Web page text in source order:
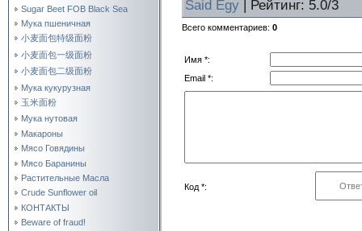
Sugar Beet FOB Black Sea
Мука пшеничная
小麦面包特级面粉
小麦面包一级面粉
小麦面包二级面粉
Мука кукурузная
玉米面粉
Мука нутовая
Макароны
Мясо Говядины
Мясо Баранины
Растительные Масла
Crude Sunflower oil
КОНТАКТЫ
Beware of fraud!
Said Egy | Рейтинг: 5.0/3
Всего комментариев: 0
Имя *:
Email *:
Код *: